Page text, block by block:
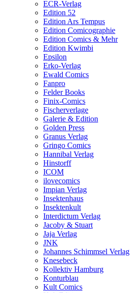
ECR-Verlag
Edition 52
Edition Ars Tempus
Edition Comicographie
Edition Comics & Mehr
Edition Kwimbi
Epsilon
Erko-Verlag
Ewald Comics
Fanpro
Felder Books
Finix-Comics
Fischerverlage
Galerie & Edition
Golden Press
Granus Verlag
Gringo Comics
Hannibal Verlag
Hinstorff
ICOM
ilovecomics
Impian Verlag
Insektenhaus
Insektenkult
Interdictum Verlag
Jacoby & Stuart
Jaja Verlag
JNK
Johannes Schimmsel Verlag
Knesebeck
Kollektiv Hamburg
Konturblau
Kult Comics